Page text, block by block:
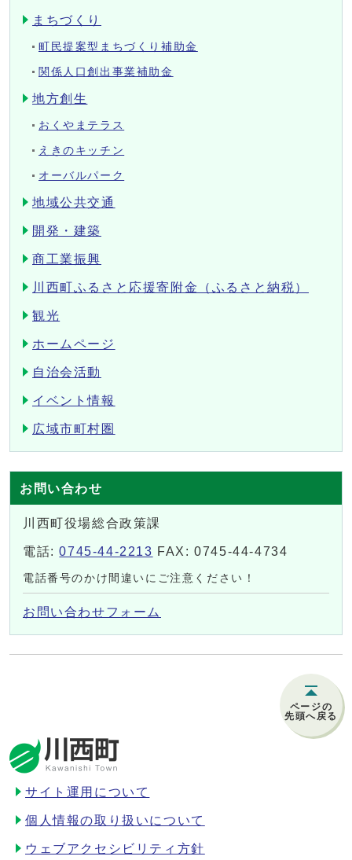
まちづくり
町民提案型まちづくり補助金
関係人口創出事業補助金
地方創生
おくやまテラス
えきのキッチン
オーバルパーク
地域公共交通
開発・建築
商工業振興
川西町ふるさと応援寄附金（ふるさと納税）
観光
ホームページ
自治会活動
イベント情報
広域市町村圏
お問い合わせ
川西町役場総合政策課
電話:0745-44-2213 FAX: 0745-44-4734
電話番号のかけ間違いにご注意ください！
お問い合わせフォーム
ページの
先頭へ戻る
サイト運用について
個人情報の取り扱いについて
ウェブアクセシビリティ方針